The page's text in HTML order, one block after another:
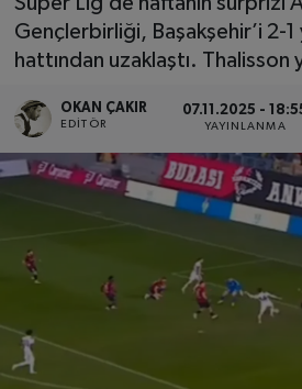
Gençlerbirliği, Başakşehir’i 2-
hattından uzaklaştı. Thalisson
OKAN ÇAKIR
EDITÖR
07.11.2025 -
YAYINLANMA
SPOR
TEKNOLOJİ